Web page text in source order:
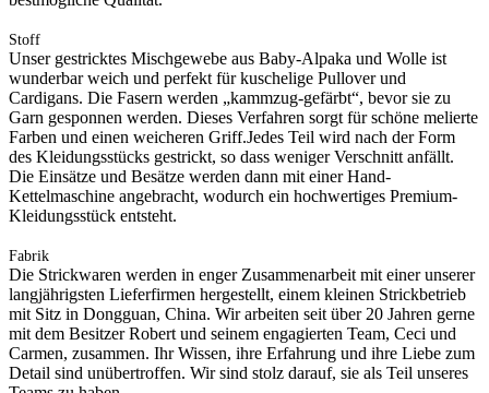
Stoff
Unser gestricktes Mischgewebe aus Baby-Alpaka und Wolle ist
wunderbar weich und perfekt für kuschelige Pullover und
Cardigans. Die Fasern werden „kammzug-gefärbt“, bevor sie zu
Garn gesponnen werden. Dieses Verfahren sorgt für schöne melierte
Farben und einen weicheren Griff.Jedes Teil wird nach der Form
des Kleidungsstücks gestrickt, so dass weniger Verschnitt anfällt.
Die Einsätze und Besätze werden dann mit einer Hand-
Kettelmaschine angebracht, wodurch ein hochwertiges Premium-
Kleidungsstück entsteht.
Fabrik
Die Strickwaren werden in enger Zusammenarbeit mit einer unserer
langjährigsten Lieferfirmen hergestellt, einem kleinen Strickbetrieb
mit Sitz in Dongguan, China. Wir arbeiten seit über 20 Jahren gerne
mit dem Besitzer Robert und seinem engagierten Team, Ceci und
Carmen, zusammen. Ihr Wissen, ihre Erfahrung und ihre Liebe zum
Detail sind unübertroffen. Wir sind stolz darauf, sie als Teil unseres